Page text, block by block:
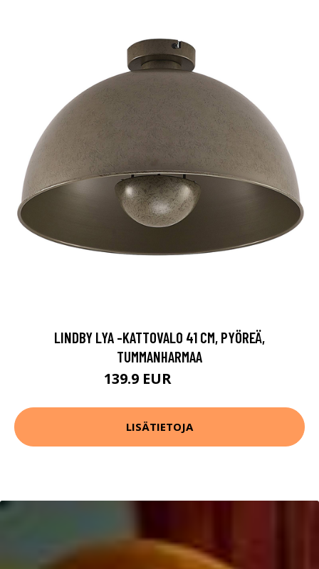
LINDBY LYA -KATTOVALO 41 CM, PYÖREÄ,
TUMMANHARMAA
139.9 EUR
LISÄTIETOJA